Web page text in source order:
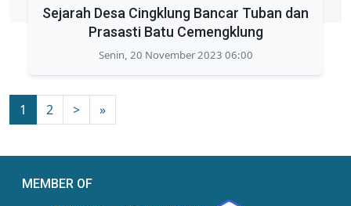
Sejarah Desa Cingklung Bancar Tuban dan
Prasasti Batu Cemengklung
Senin, 20 November 2023 06:00
1 2 > »
MEMBER OF